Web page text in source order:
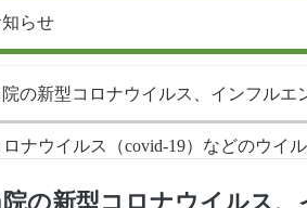
らせ
院の新型コロナウイルス、インフルエ
ナウイルス（covid-19）などのウイ